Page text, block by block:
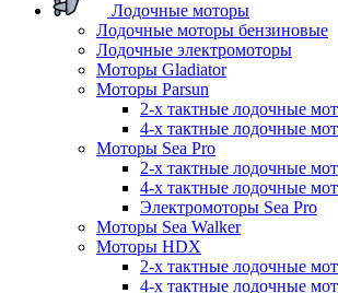
Лодочные моторы
Лодочные моторы бензиновые
Лодочные электромоторы
Моторы Gladiator
Моторы Parsun
2-х тактные лодочные
4-х тактные лодочные
Моторы Sea Pro
2-х тактные лодочные
4-х тактные лодочные
Электромоторы Sea Pro
Моторы Sea Walker
Моторы HDX
2-х тактные лодочные
4-х тактные лодочные